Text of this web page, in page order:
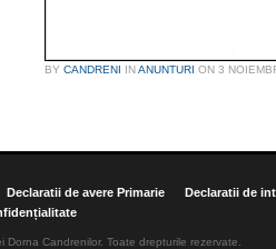
BY CANDRENI INANUNTURI ON 3
Declaratii de avere Primarie
Declaratii de
Candrenilor. Toate drepturile rezervate.